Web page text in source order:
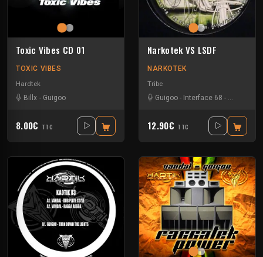
Toxic Vibes CD 01
TOXIC VIBES
Hardtek
Billx - Guigoo
8.00€ TTC
Narkotek VS LSDF
NARKOTEK
Tribe
Guigoo - Interface 68 - Kefran
12.90€ TTC